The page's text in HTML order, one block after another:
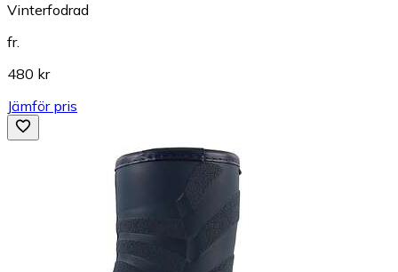
Vinterfodrad
fr.
480 kr
Jämför pris